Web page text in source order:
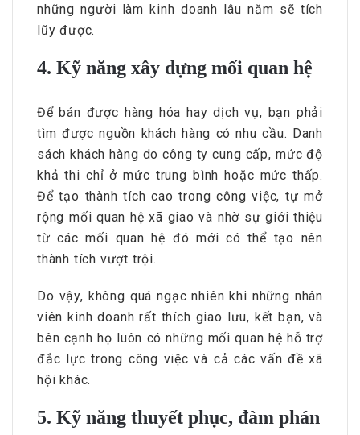
những người làm kinh doanh lâu năm sẽ tích
lũy được.
4. Kỹ năng xây dựng mối quan hệ
Để bán được hàng hóa hay dịch vụ, bạn phải
tìm được nguồn khách hàng có nhu cầu. Danh
sách khách hàng do công ty cung cấp, mức độ
khả thi chỉ ở mức trung bình hoặc mức thấp.
Để tạo thành tích cao trong công việc, tự mở
rộng mối quan hệ xã giao và nhờ sự giới thiệu
từ các mối quan hệ đó mới có thể tạo nên
thành tích vượt trội.
Do vậy, không quá ngạc nhiên khi những nhân
viên kinh doanh rất thích giao lưu, kết bạn, và
bên cạnh họ luôn có những mối quan hệ hỗ trợ
đắc lực trong công việc và cả các vấn đề xã
hội khác.
5. Kỹ năng thuyết phục, đàm phán